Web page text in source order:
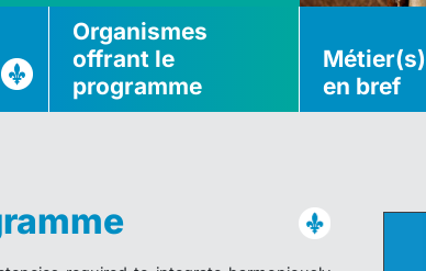
Organismes
offrant le
programme
Métier(s)
en bref